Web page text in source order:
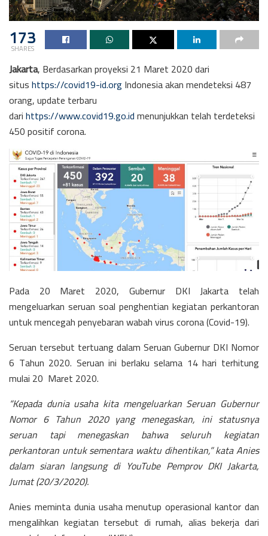
173
SHARES
Jakarta, Berdasarkan proyeksi 21 Maret 2020 dari
situshttps://covid19-id.org Indonesia akan mendeteksi 487
orang, update terbaru
darihttps://www.covid19.go.idmenunjukkan telah terdeteksi
450 positif corona.
Pada 20 Maret 2020, Gubernur DKI Jakarta telah
mengeluarkan seruan soal penghentian kegiatan perkantoran
untuk mencegah penyebaran wabah virus corona (Covid-19).
Seruan tersebut tertuang dalam Seruan Gubernur DKI Nomor
6 Tahun 2020. Seruan ini berlaku selama 14 hari terhitung
mulai 20 Maret 2020.
“Kepada dunia usaha kita mengeluarkan Seruan Gubernur
Nomor 6 Tahun 2020 yang menegaskan, ini statusnya
seruan tapi menegaskan bahwa seluruh kegiatan
perkantoran untuk sementara waktu dihentikan,” kata Anies
dalam siaran langsung di YouTube Pemprov DKI Jakarta,
Jumat (20/3/2020).
Anies meminta dunia usaha menutup operasional kantor dan
mengalihkan kegiatan tersebut di rumah, alias bekerja dari